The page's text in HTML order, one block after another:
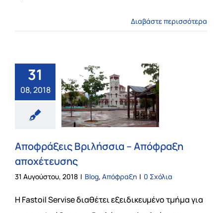
Διαβάστε περισσότερα
31
08, 2018
Αποφράξεις Βριλήσσια – Απόφραξη
αποχέτευσης
31 Αυγούστου, 2018 | Blog, Απόφραξη | 0 Σχόλια
Η Fastoil Servise διαθέτει εξειδικευμένο τμήμα για